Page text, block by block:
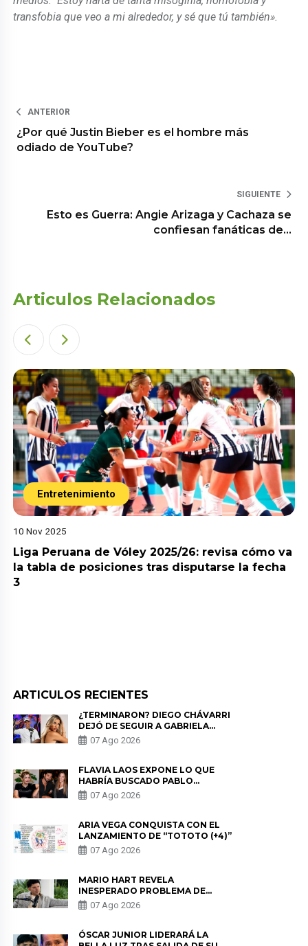
transfobia que veo a mi alrededor, y sé que tú también».
ANTERIOR
¿Por qué Justin Bieber es el hombre más
odiado de YouTube?
SIGUIENTE
Esto es Guerra: Angie Arizaga y Cachaza se
confiesan fanáticas de…
Articulos Relacionados
Entretenimiento
10 Nov 2025
Liga Peruana de Vóley 2025/26: revisa cómo va
la tabla de posiciones tras disputarse la fecha
3
ARTICULOS RECIENTES
¿TERMINARON? DIEGO CHÁVARRI
DEJÓ DE SEGUIR A GABRIELA
HERRERA Y ANUNCIA SU SALIDA
DE PÓDCAST
07 Ago 2026
FLAVIA LAOS EXPONE LO QUE
HABRÍA BUSCADO PABLO
HEREDIA CON ALE FULLER: “UNA
DE LAS PARTES QUERÍA EL
07 Ago 2026
ARIA VEGA CONQUISTA CON EL
LANZAMIENTO DE “TOTOTO (+4)”
07 Ago 2026
MARIO HART REVELA
INESPERADO PROBLEMA DE
SALUD ANTES DE SEPARARSE DE
KORINA: “ME ENCONTRARON UN
07 Ago 2026
ÓSCAR JUNIOR LIDERARÁ LA